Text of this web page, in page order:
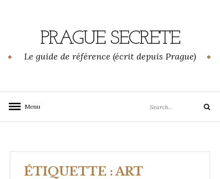
PRAGUE SECRETE
Le guide de référence (écrit depuis Prague)
Menu
for:
Search
ÉTIQUETTE :ART